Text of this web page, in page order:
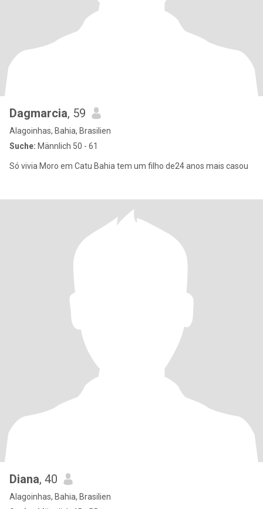
Dagmarcia, 59
Alagoinhas, Bahia, Brasilien
Suche: Männlich 50 - 61
Só vivia Moro em Catu Bahia tem um filho de24 anos mais casou
Diana, 40
Alagoinhas, Bahia, Brasilien